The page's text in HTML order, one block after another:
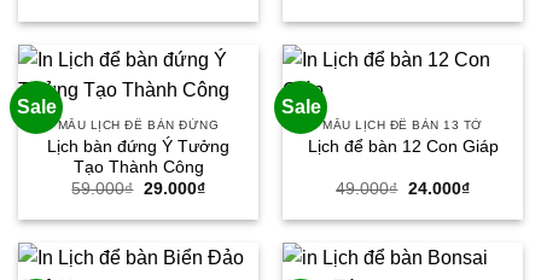
là:
tại
29.000₫.
là:
tại
29.000₫.
Sale
MẪU LỊCH ĐỂ BÀN ĐỨNG
Lịch bàn đứng Ý Tưởng
Tạo Thành Công
59.000₫ Giá
là:
29.000₫Giá
tại
29.000₫.
Sale
MẪU LỊCH ĐỂ BÀN 13 TỜ
Lịch để bàn 12 Con Giáp
49.000₫ Giá
là:
24.000₫Giá
tại
24.000₫.